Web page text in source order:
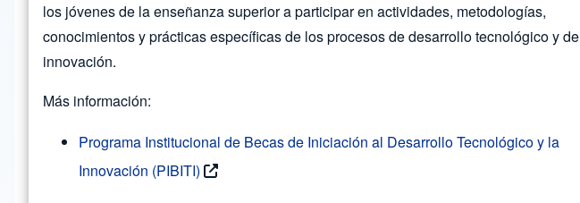
los jóvenes de la enseñanza superior a participar en actividades, metodologías,
conocimientos y prácticas específicas de los procesos de desarrollo tecnológico y de
innovación.
Más información:
Programa Institucional de Becas de Iniciación al Desarrollo Tecnológico y la
Innovación (PIBITI)